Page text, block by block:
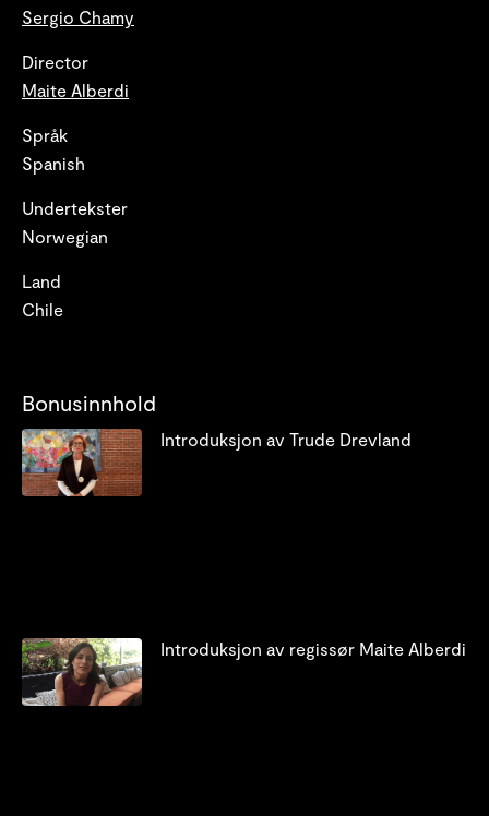
Sergio Chamy
Director
Maite Alberdi
Språk
Spanish
Undertekster
Norwegian
Land
Chile
Bonusinnhold
Introduksjon av Trude Drevland
Introduksjon av regissør Maite Alberdi